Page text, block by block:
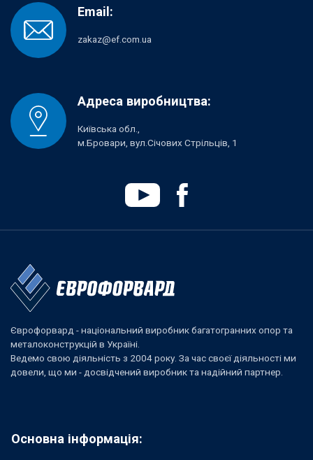
Email:
zakaz@ef.com.ua
Адреса виробництва:
Київська обл.,
м.Бровари, вул.Січових Стрільців, 1
Єврофорвард - національний виробник багатогранних опор та
металоконструкцій в Україні.
Ведемо свою діяльність з 2004 року. За час своєї діяльності ми
довели, що ми - досвідчений виробник та надійний партнер.
Основна інформація: